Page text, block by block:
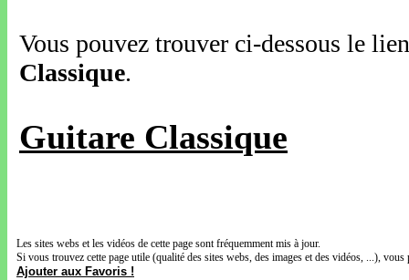
Vous pouvez trouver ci-dessous le
Classique.
Guitare Classique
Les sites webs et les vidéos de cette page sont fréquemment mis à jour.
Si vous trouvez cette page utile (qualité des sites webs, des images et des vidéos, ...),
Ajouter aux Favoris !